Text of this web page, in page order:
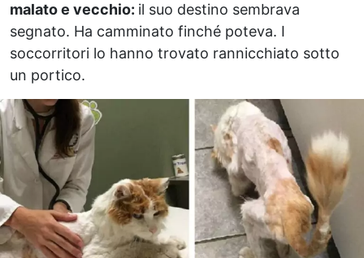
malato e vecchio: il suo destino sembrava
segnato. Ha camminato finché poteva. I
soccorritori lo hanno trovato rannicchiato sotto
un portico.